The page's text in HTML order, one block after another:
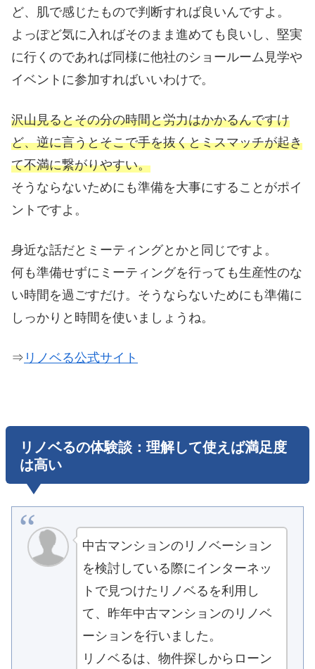
ど、肌で感じたもので判断すれば良いんですよ。
よっぽど気に入ればそのまま進めても良いし、堅実
に行くのであれば同様に他社のショールーム見学や
イベントに参加すればいいわけで。
沢山見るとその分の時間と労力はかかるんですけ
ど、逆に言うとそこで手を抜くとミスマッチが起き
て不満に繋がりやすい。
そうならないためにも準備を大事にすることがポイ
ントですよ。
身近な話だとミーティングとかと同じですよ。
何も準備せずにミーティングを行っても生産性のな
い時間を過ごすだけ。そうならないためにも準備に
しっかりと時間を使いましょうね。
⇒リノベる公式サイト
リノベるの体験談：理解して使えば満足度
は高い
中古マンションのリノベーション
を検討している際にインターネッ
トで見つけたリノベるを利用し
て、昨年中古マンションのリノベ
ーションを行いました。
リノベるは、物件探しからローン